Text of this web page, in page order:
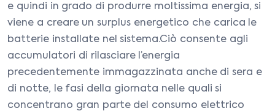
e quindi in grado di produrre moltissima energia, si
viene a creare un surplus energetico che carica le
batterie installate nel sistema.Ciò consente agli
accumulatori di rilasciare l’energia
precedentemente immagazzinata anche di sera e
di notte, le fasi della giornata nelle quali si
concentrano gran parte del consumo elettrico